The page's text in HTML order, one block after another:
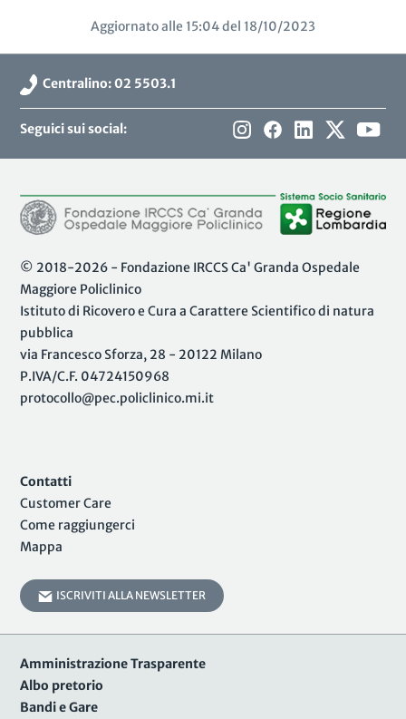
Aggiornato alle 15:04 del 18/10/2023
Centralino: 02 5503.1
Seguici sui social:
© 2018-2026 - Fondazione IRCCS Ca' Granda Ospedale
Maggiore Policlinico
Istituto di Ricovero e Cura a Carattere Scientifico di natura
pubblica
via Francesco Sforza, 28 - 20122 Milano
P.IVA/C.F. 04724150968
protocollo@pec.policlinico.mi.it
Contatti
Customer Care
Come raggiungerci
Mappa
ISCRIVITI ALLA NEWSLETTER
Amministrazione Trasparente
Albo pretorio
Bandi e Gare